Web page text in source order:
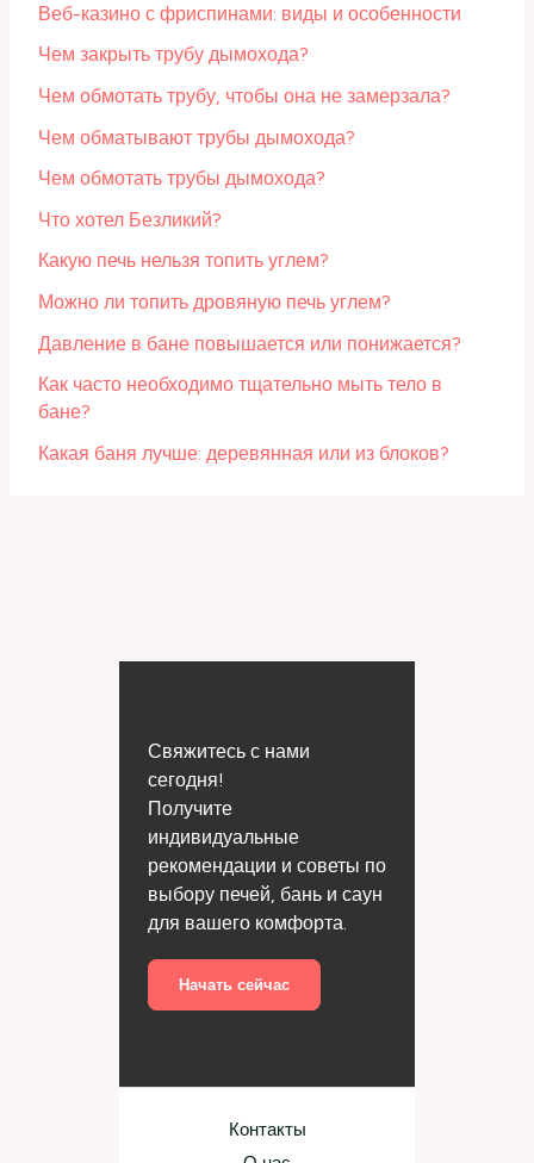
Веб-казино с фриспинами: виды и особенности
Чем закрыть трубу дымохода?
Чем обмотать трубу, чтобы она не замерзала?
Чем обматывают трубы дымохода?
Чем обмотать трубы дымохода?
Что хотел Безликий?
Какую печь нельзя топить углем?
Можно ли топить дровяную печь углем?
Давление в бане повышается или понижается?
Как часто необходимо тщательно мыть тело в
бане?
Какая баня лучше: деревянная или из блоков?
Свяжитесь с нами
сегодня!
Получите
индивидуальные
рекомендации и советы по
выбору печей, бань и саун
для вашего комфорта.
Начать сейчас
Контакты